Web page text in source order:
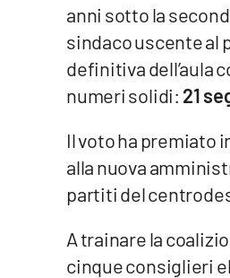
Streaming
LaC Network
anni sotto la
sindaco uscente al
definitiva dell’aula
numeri solidi: 21
Il voto ha premiato
alla nuova
partiti del
A trainare la
cinque consiglieri